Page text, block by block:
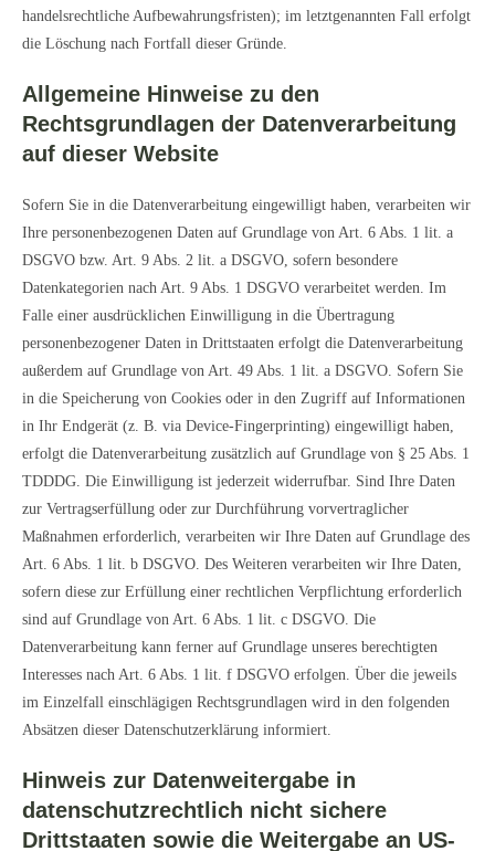
handelsrechtliche Aufbewahrungsfristen); im letztgenannten Fall erfolgt
die Löschung nach Fortfall dieser Gründe.
Allgemeine Hinweise zu den
Rechtsgrundlagen der Datenverarbeitung
auf dieser Website
Sofern Sie in die Datenverarbeitung eingewilligt haben, verarbeiten wir
Ihre personenbezogenen Daten auf Grundlage von Art. 6 Abs. 1 lit. a
DSGVO bzw. Art. 9 Abs. 2 lit. a DSGVO, sofern besondere
Datenkategorien nach Art. 9 Abs. 1 DSGVO verarbeitet werden. Im
Falle einer ausdrücklichen Einwilligung in die Übertragung
personenbezogener Daten in Drittstaaten erfolgt die Datenverarbeitung
außerdem auf Grundlage von Art. 49 Abs. 1 lit. a DSGVO. Sofern Sie
in die Speicherung von Cookies oder in den Zugriff auf Informationen
in Ihr Endgerät (z. B. via Device-Fingerprinting) eingewilligt haben,
erfolgt die Datenverarbeitung zusätzlich auf Grundlage von § 25 Abs. 1
TDDDG. Die Einwilligung ist jederzeit widerrufbar. Sind Ihre Daten
zur Vertragserfüllung oder zur Durchführung vorvertraglicher
Maßnahmen erforderlich, verarbeiten wir Ihre Daten auf Grundlage des
Art. 6 Abs. 1 lit. b DSGVO. Des Weiteren verarbeiten wir Ihre Daten,
sofern diese zur Erfüllung einer rechtlichen Verpflichtung erforderlich
sind auf Grundlage von Art. 6 Abs. 1 lit. c DSGVO. Die
Datenverarbeitung kann ferner auf Grundlage unseres berechtigten
Interesses nach Art. 6 Abs. 1 lit. f DSGVO erfolgen. Über die jeweils
im Einzelfall einschlägigen Rechtsgrundlagen wird in den folgenden
Absätzen dieser Datenschutzerklärung informiert.
Hinweis zur Datenweitergabe in
datenschutzrechtlich nicht sichere
Drittstaaten sowie die Weitergabe an US-